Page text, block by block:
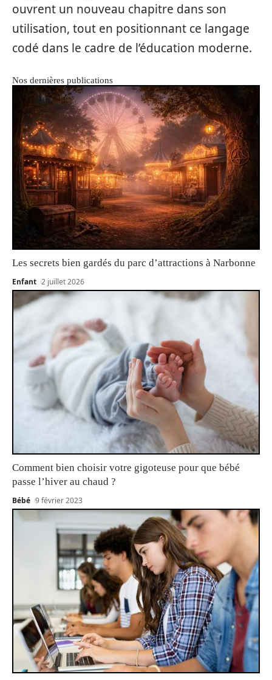
ouvrent un nouveau chapitre dans son
utilisation, tout en positionnant ce langage
codé dans le cadre de l’éducation moderne.
Nos dernières publications
Les secrets bien gardés du parc d’attractions à Narbonne
Enfant 2 juillet 2026
Comment bien choisir votre gigoteuse pour que bébé
passe l’hiver au chaud ?
Bébé 9 février 2023